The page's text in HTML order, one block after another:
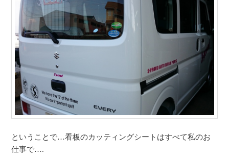
ということで…看板のカッティングシートはすべて私のお
仕事で….